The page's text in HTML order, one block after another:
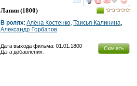
смотреть
Лапин (1800)
В ролях: Алёна Костенко, Таисья Калинина,
Александр Горбатов
Скачать
Дата выхода фильма: 01.01.1800
Дата добавления: